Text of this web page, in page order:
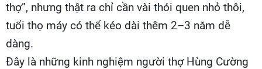
thợ”, nhưng thật ra chỉ cần vài thói quen nhỏ thôi,
tuổi thọ máy có thể kéo dài thêm 2–3 năm dễ
dàng.
Đây là những kinh nghiệm người thợ Hùng Cường